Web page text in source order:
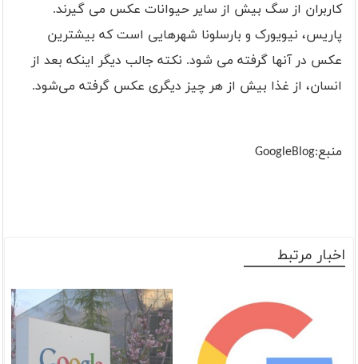
کاربران از سگ بیش از سایر حیوانات عکس می گیرند.
پاریس، نیویورک و بارسلونا شهرهایی است که بیشترین
عکس در آنها گرفته می شود. نکته جالب دیگر اینکه بعد از
انسان، از غذا بیش از هر چیز دیگری عکس گرفته می‌شود.
منبع:GoogleBlog
اخبار مرتبط